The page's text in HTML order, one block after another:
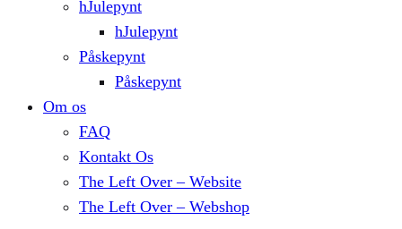
hJulepynt
hJulepynt
Påskepynt
Påskepynt
Om os
FAQ
Kontakt Os
The Left Over – Website
The Left Over – Webshop